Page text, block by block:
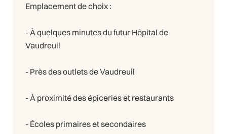
Emplacement de choix :
- À quelques minutes du futur Hôpital de
Vaudreuil
- Près des outlets de Vaudreuil
- À proximité des épiceries et restaurants
- Écoles primaires et secondaires